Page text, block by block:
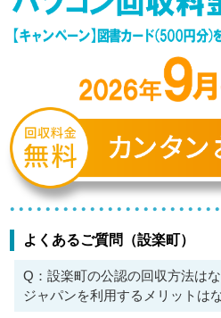
よくあるご質問（設楽町）
Q：設楽町の公認の回収方法は
ジャパンを利用するメリットは